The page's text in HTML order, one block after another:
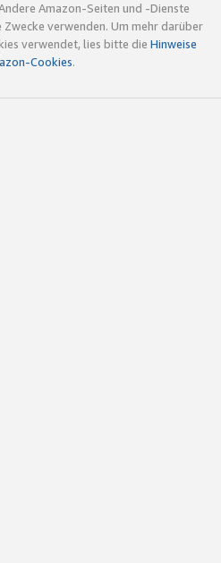
Amazon-Seiten und -Dienste
verwenden. Um mehr darüber
verwendet, lies bitte die Hinweise
Cookies.